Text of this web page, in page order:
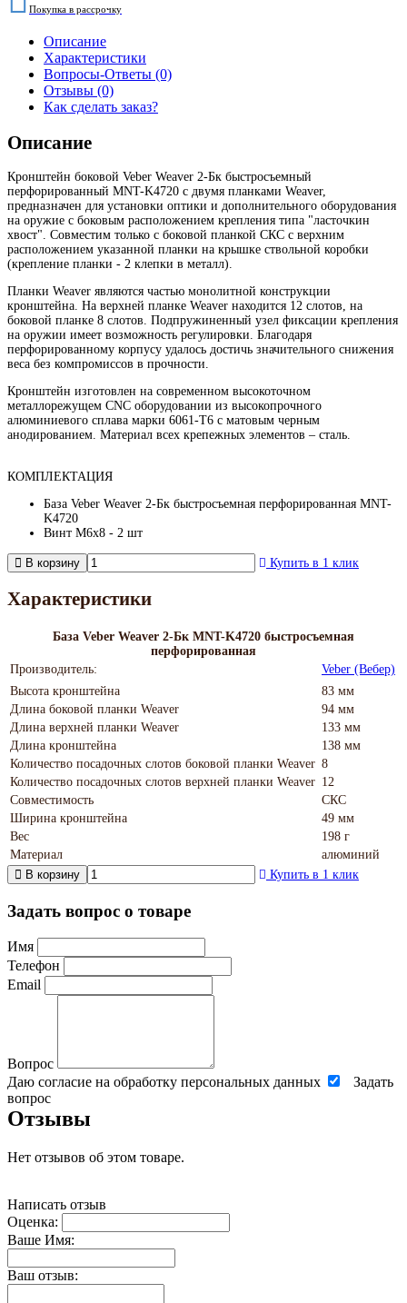
Покупка в рассрочку
Описание
Характеристики
Вопросы-Ответы (0)
Отзывы (0)
Как сделать заказ?
Описание
Кронштейн боковой Veber Weaver 2-Бк быстросъемный
перфорированный MNT-K4720 с двумя планками Weaver,
предназначен для установки оптики и дополнительного оборудования
на оружие с боковым расположением крепления типа "ласточкин
хвост". Совместим только с боковой планкой СКС с верхним
расположением указанной планки на крышке ствольной коробки
(крепление планки - 2 клепки в металл).
Планки Weaver являются частью монолитной конструкции
кронштейна. На верхней планке Weaver находится 12 слотов, на
боковой планке 8 слотов. Подпружиненный узел фиксации крепления
на оружии имеет возможность регулировки. Благодаря
перфорированному корпусу удалось достичь значительного снижения
веса без компромиссов в прочности.
Кронштейн изготовлен на современном высокоточном
металлорежущем CNC оборудовании из высокопрочного
алюминиевого сплава марки 6061-Т6 с матовым черным
анодированием. Материал всех крепежных элементов – сталь.
КОМПЛЕКТАЦИЯ
База Veber Weaver 2-Бк быстросъемная перфорированная MNT-
K4720
Винт М6х8 - 2 шт
В корзину Купить в 1 клик
Характеристики
База Veber Weaver 2-Бк MNT-K4720 быстросъемная
перфорированная
Производитель:
Veber (Вебер)
Высота кронштейна
83 мм
Длина боковой планки Weaver
94 мм
Длина верхней планки Weaver
133 мм
Длина кронштейна
138 мм
Количество посадочных слотов боковой планки Weaver 8
Количество посадочных слотов верхней планки Weaver 12
Совместимость
СКС
Ширина кронштейна
49 мм
Вес
198 г
Материал
алюминий
В корзину
Купить в 1 клик
Задать вопрос о товаре
Имя
Телефон
Email
Вопрос
Даю согласие на обработку персональных данных
Задать
вопрос
Отзывы
Нет отзывов об этом товаре.
Написать отзыв
Оценка:
Ваше Имя:
Ваш отзыв: